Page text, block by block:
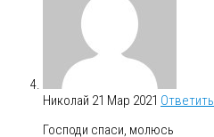
Николай 21 Мар 2021 Ответить
Господи спаси, молюсь